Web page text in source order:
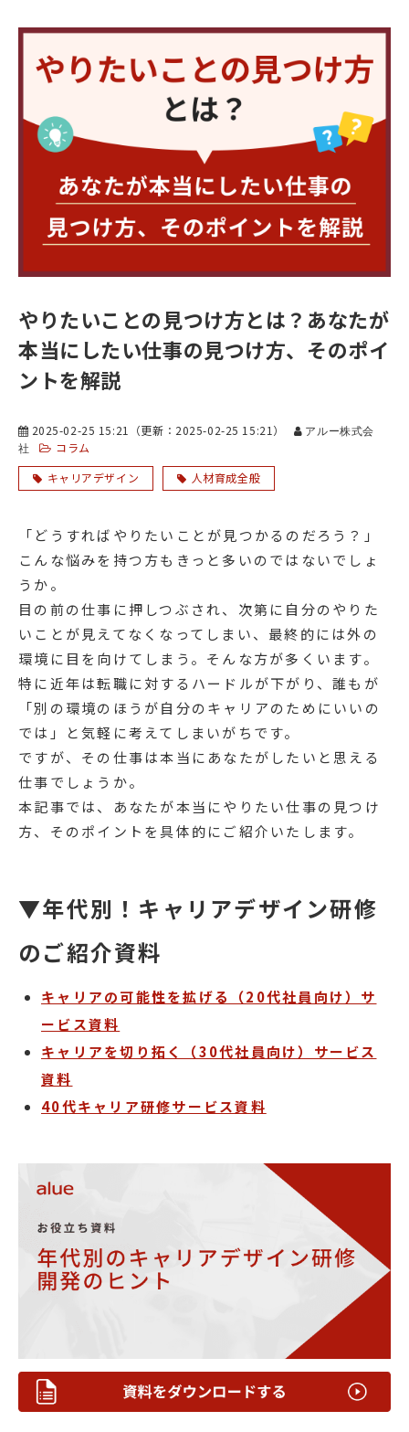
やりたいことの見つけ方とは？あなたが
本当にしたい仕事の見つけ方、そのポイ
ントを解説
2025-02-25 15:21 （更新： 2025-02-25 15:21 ）
アルー株式会
社
コラム
キャリアデザイン
人材育成全般
「どうすればやりたいことが見つかるのだろう？」
こんな悩みを持つ方もきっと多いのではないでしょ
うか。
目の前の仕事に押しつぶされ、次第に自分のやりた
いことが見えてなくなってしまい、最終的には外の
環境に目を向けてしまう。そんな方が多くいます。
特に近年は転職に対するハードルが下がり、誰もが
「別の環境のほうが自分のキャリアのためにいいの
では」と気軽に考えてしまいがちです。
ですが、その仕事は本当にあなたがしたいと思える
仕事でしょうか。
本記事では、あなたが本当にやりたい仕事の見つけ
方、そのポイントを具体的にご紹介いたします。
▼年代別！キャリアデザイン研修
のご紹介資料
キャリアの可能性を拡げる（20代社員向け）サ
ービス資料
キャリアを切り拓く（30代社員向け）サービス
資料
40代キャリア研修サービス資料